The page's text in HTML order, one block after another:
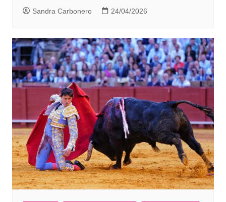
Sandra Carbonero 24/04/2026